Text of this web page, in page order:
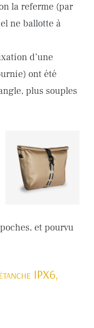
la referme (par
ne ballotte à
d’une
ont été
plus souples
et pourvu
IPX6,